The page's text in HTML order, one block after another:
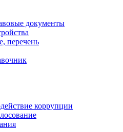
документы
перечень
коррупции